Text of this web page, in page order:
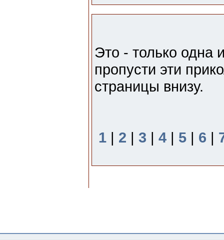
Это - только одна
пропусти эти
страницы внизу.
1 | 2 | 3 | 4 | 5 | 6 |